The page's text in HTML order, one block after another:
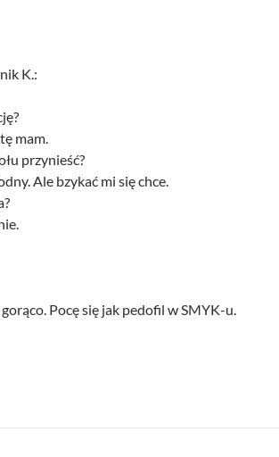
K.:
mam.
przynieść?
Ale bzykać mi się chce.
Pocę się jak pedofil w SMYK-u.